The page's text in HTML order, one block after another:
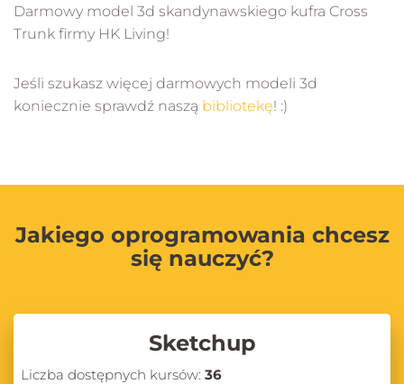
Darmowy model 3d skandynawskiego kufra Cross
Trunk firmy HK Living!
Jeśli szukasz więcej darmowych modeli 3d
koniecznie sprawdź naszą bibliotekę! :)
Jakiego oprogramowania chcesz
się nauczyć?
Sketchup
Liczba dostępnych kursów: 36